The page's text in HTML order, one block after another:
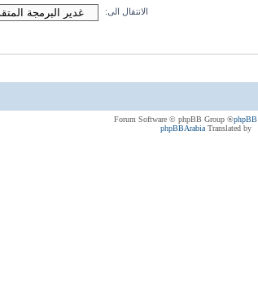
الانتقال الى:
phpBB
® Forum Software © phpBB Group
Translated by
phpBBArabia